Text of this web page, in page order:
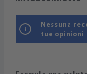
Nessuna
tue